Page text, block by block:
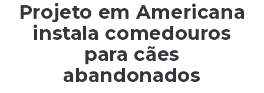
Projeto em Americana
instala comedouros
para cães
abandonados